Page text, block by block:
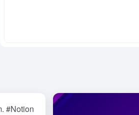
#Notion